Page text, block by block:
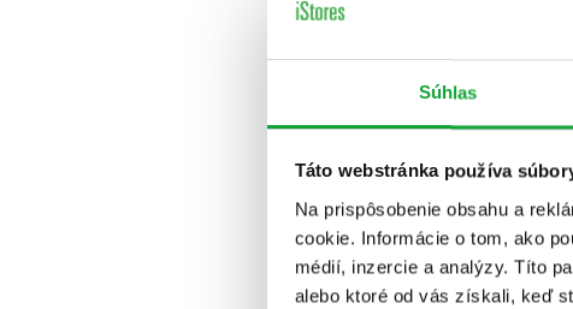
Súhlas
Táto webstránka používa
Na prispôsobenie obsahu a
cookie. Informácie o tom, ako
médií, inzercie a analýzy. Títo
alebo ktoré od vás získali, keď